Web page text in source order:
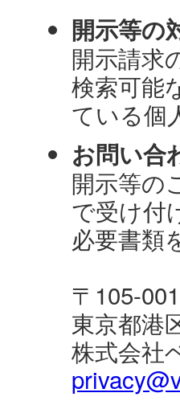
開示等の
開示請求
検索可能
ている個
お問い合
開示等の
で受け付
必要書類
〒105-
東京都港
株式会社